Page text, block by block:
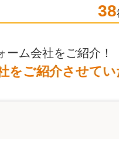
38
ム会社をご紹介！
をご紹介させてい